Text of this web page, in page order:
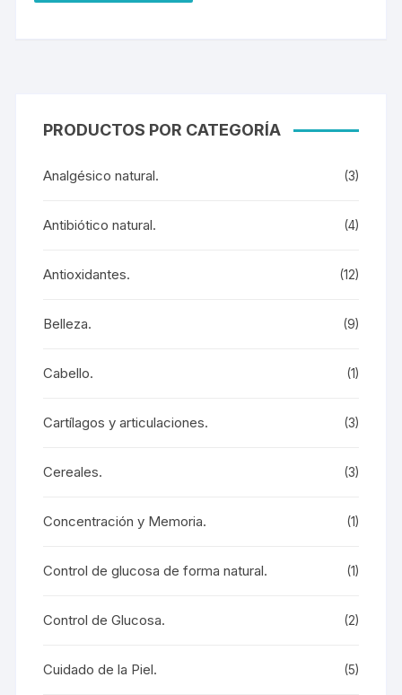
PRODUCTOS POR CATEGORÍA
Analgésico natural. (3)
Antibiótico natural. (4)
Antioxidantes. (12)
Belleza. (9)
Cabello. (1)
Cartílagos y articulaciones. (3)
Cereales. (3)
Concentración y Memoria. (1)
Control de glucosa de forma natural. (1)
Control de Glucosa. (2)
Cuidado de la Piel. (5)